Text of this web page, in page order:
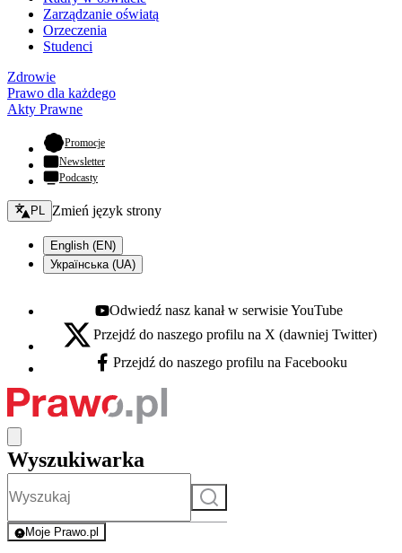
Zarządzanie oświatą
Orzeczenia
Studenci
Zdrowie
Prawo dla każdego
Akty Prawne
Promocje- otwiera się w nowej karcie
Newsletter
Podcasty
Zmień język - bieżący:
PL Zmień język strony
English (EN)
Українська (UA)
Youtube - otwiera się w nowej karcie
Odwiedź nasz kanał w serwisie YouTube
X - otwiera się w nowej karcie
Przejdź do naszego profilu na X (dawniej Twitter)
Facebook - otwiera się w nowej karcie
Przejdź do naszego profilu na Facebooku
Wyszukiwarka
Szukaj
Moje Prawo.pl
- rejestracja i logowanie do serwisu